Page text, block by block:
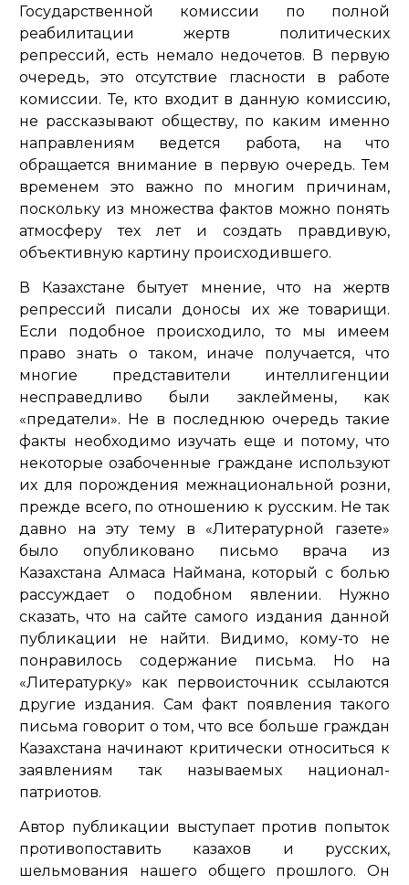
Государственной комиссии по полной
реабилитации жертв политических
репрессий, есть немало недочетов. В первую
очередь, это отсутствие гласности в работе
комиссии. Те, кто входит в данную комиссию,
не рассказывают обществу, по каким именно
направлениям ведется работа, на что
обращается внимание в первую очередь. Тем
временем это важно по многим причинам,
поскольку из множества фактов можно понять
атмосферу тех лет и создать правдивую,
объективную картину происходившего.
В Казахстане бытует мнение, что на жертв
репрессий писали доносы их же товарищи.
Если подобное происходило, то мы имеем
право знать о таком, иначе получается, что
многие представители интеллигенции
несправедливо были заклеймены, как
«предатели». Не в последнюю очередь такие
факты необходимо изучать еще и потому, что
некоторые озабоченные граждане используют
их для порождения межнациональной розни,
прежде всего, по отношению к русским. Не так
давно на эту тему в «Литературной газете»
было опубликовано письмо врача из
Казахстана Алмаса Наймана, который с болью
рассуждает о подобном явлении. Нужно
сказать, что на сайте самого издания данной
публикации не найти. Видимо, кому-то не
понравилось содержание письма. Но на
«Литературку» как первоисточник ссылаются
другие издания. Сам факт появления такого
письма говорит о том, что все больше граждан
Казахстана начинают критически относиться к
заявлениям так называемых национал-
патриотов.
Автор публикации выступает против попыток
противопоставить казахов и русских,
шельмования нашего общего прошлого. Он